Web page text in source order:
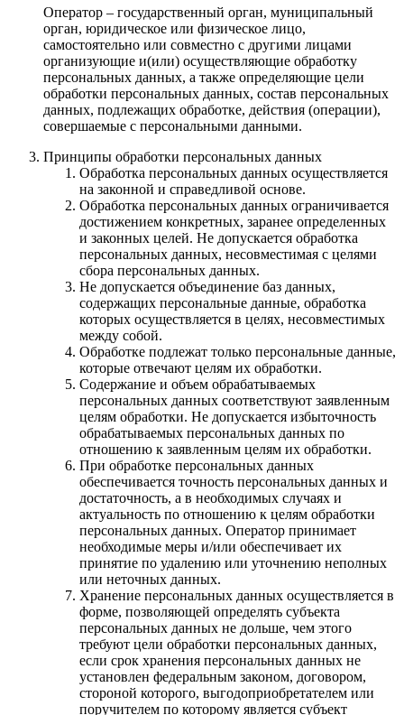
Оператор – государственный орган, муниципальный
орган, юридическое или физическое лицо,
самостоятельно или совместно с другими лицами
организующие и(или) осуществляющие обработку
персональных данных, а также определяющие цели
обработки персональных данных, состав персональных
данных, подлежащих обработке, действия (операции),
совершаемые с персональными данными.
Принципы обработки персональных данных
Обработка персональных данных осуществляется
на законной и справедливой основе.
Обработка персональных данных ограничивается
достижением конкретных, заранее определенных
и законных целей. Не допускается обработка
персональных данных, несовместимая с целями
сбора персональных данных.
Не допускается объединение баз данных,
содержащих персональные данные, обработка
которых осуществляется в целях, несовместимых
между собой.
Обработке подлежат только персональные данные,
которые отвечают целям их обработки.
Содержание и объем обрабатываемых
персональных данных соответствуют заявленным
целям обработки. Не допускается избыточность
обрабатываемых персональных данных по
отношению к заявленным целям их обработки.
При обработке персональных данных
обеспечивается точность персональных данных и
достаточность, а в необходимых случаях и
актуальность по отношению к целям обработки
персональных данных. Оператор принимает
необходимые меры и/или обеспечивает их
принятие по удалению или уточнению неполных
или неточных данных.
Хранение персональных данных осуществляется в
форме, позволяющей определять субъекта
персональных данных не дольше, чем этого
требуют цели обработки персональных данных,
если срок хранения персональных данных не
установлен федеральным законом, договором,
стороной которого, выгодоприобретателем или
поручителем по которому является субъект